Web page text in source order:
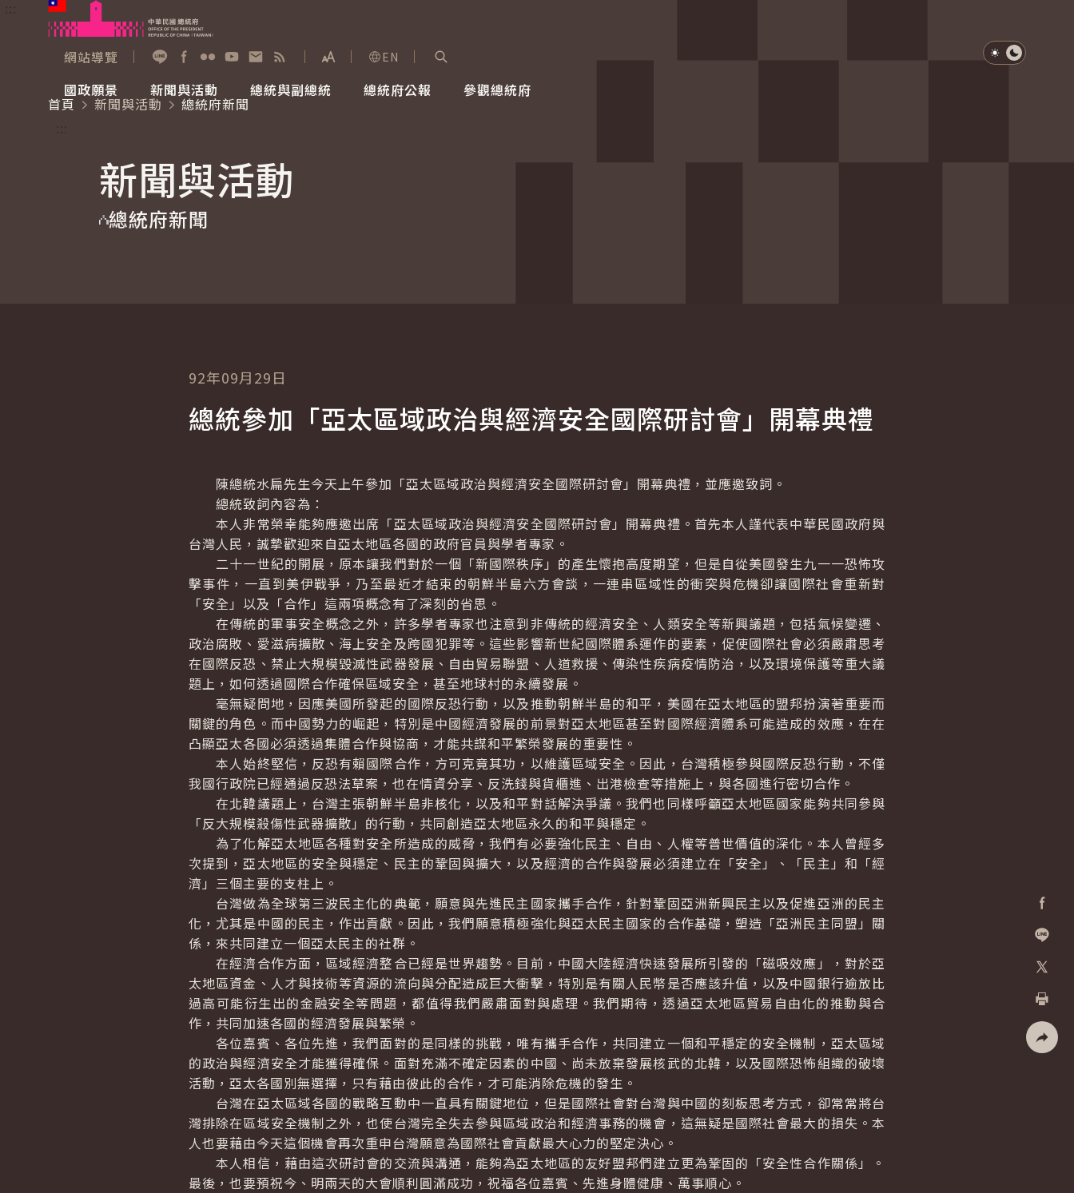
跳到主要內容
網站導覽
展開字級選單
EN
國政願景
國家氣候變遷對策委員會
重要談話
新聞與活動
總統府新聞
影音頻道
總統與副總統
賴清德總統
總統府公報 參觀總統府
參觀資訊
淺色模式
深色模式
首頁
新聞與活動
總統府新聞
新聞與活動
總統府新聞
加入好
列印
92年09月29日
總統參加「亞太區域政治與經濟安全國際研討會」開幕典禮
陳總統水扁先生今天上午參加「亞太區域政治與經濟安全國際研討會」開幕典禮，並應邀致詞。
總統致詞內容為：
本人非常榮幸能夠應邀出席「亞太區域政治與經濟安全國際研討會」開幕典禮。首先本人謹代表中華民國政府與
台灣人民，誠摯歡迎來自亞太地區各國的政府官員與學者專家。
二十一世紀的開展，原本讓我們對於一個「新國際秩序」的產生懷抱高度期望，但是自從美國發生九一一恐怖攻
擊事件，一直到美伊戰爭，乃至最近才結束的朝鮮半島六方會談，一連串區域性的衝突與危機卻讓國際社會重新對
「安全」以及「合作」這兩項概念有了深刻的省思。
在傳統的軍事安全概念之外，許多學者專家也注意到非傳統的經濟安全、人類安全等新興議題，包括氣候變遷、
政治腐敗、愛滋病擴散、海上安全及跨國犯罪等。這些影響新世紀國際體系運作的要素，促使國際社會必須嚴肅思考
在國際反恐、禁止大規模毀滅性武器發展、自由貿易聯盟、人道救援、傳染性疾病疫情防治，以及環境保護等重大議
題上，如何透過國際合作確保區域安全，甚至地球村的永續發展。
毫無疑問地，因應美國所發起的國際反恐行動，以及推動朝鮮半島的和平，美國在亞太地區的盟邦扮演著重要而
關鍵的角色。而中國勢力的崛起，特別是中國經濟發展的前景對亞太地區甚至對國際經濟體系可能造成的效應，在在
凸顯亞太各國必須透過集體合作與協商，才能共謀和平繁榮發展的重要性。
本人始終堅信，反恐有賴國際合作，方可克竟其功，以維護區域安全。因此，台灣積極參與國際反恐行動，不僅
我國行政院已經通過反恐法草案，也在情資分享、反洗錢與貨櫃進、出港檢查等措施上，與各國進行密切合作。
在北韓議題上，台灣主張朝鮮半島非核化，以及和平對話解決爭議。我們也同樣呼籲亞太地區國家能夠共同參與
「反大規模殺傷性武器擴散」的行動，共同創造亞太地區永久的和平與穩定。
為了化解亞太地區各種對安全所造成的威脅，我們有必要強化民主、自由、人權等普世價值的深化。本人曾經多
次提到，亞太地區的安全與穩定、民主的鞏固與擴大，以及經濟的合作與發展必須建立在「安全」、「民主」和「經
濟」三個主要的支柱上。
台灣做為全球第三波民主化的典範，願意與先進民主國家攜手合作，針對鞏固亞洲新興民主以及促進亞洲的民主
化，尤其是中國的民主，作出貢獻。因此，我們願意積極強化與亞太民主國家的合作基礎，塑造「亞洲民主同盟」關
係，來共同建立一個亞太民主的社群。
在經濟合作方面，區域經濟整合已經是世界趨勢。目前，中國大陸經濟快速發展所引發的「磁吸效應」，對於亞
太地區資金、人才與技術等資源的流向與分配造成巨大衝擊，特別是有關人民幣是否應該升值，以及中國銀行逾放比
過高可能衍生出的金融安全等問題，都值得我們嚴肅面對與處理。我們期待，透過亞太地區貿易自由化的推動與合
作，共同加速各國的經濟發展與繁榮。
各位嘉賓、各位先進，我們面對的是同樣的挑戰，唯有攜手合作，共同建立一個和平穩定的安全機制，亞太區域
的政治與經濟安全才能獲得確保。面對充滿不確定因素的中國、尚未放棄發展核武的北韓，以及國際恐怖組織的破壞
活動，亞太各國別無選擇，只有藉由彼此的合作，才可能消除危機的發生。
台灣在亞太區域各國的戰略互動中一直具有關鍵地位，但是國際社會對台灣與中國的刻板思考方式，卻常常將台
灣排除在區域安全機制之外，也使台灣完全失去參與區域政治和經濟事務的機會，這無疑是國際社會最大的損失。本
人也要藉由今天這個機會再次重申台灣願意為國際社會貢獻最大心力的堅定決心。
本人相信，藉由這次研討會的交流與溝通，能夠為亞太地區的友好盟邦們建立更為鞏固的「安全性合作關係」。
最後，也要預祝今、明兩天的大會順利圓滿成功，祝福各位嘉賓、先進身體健康、萬事順心。